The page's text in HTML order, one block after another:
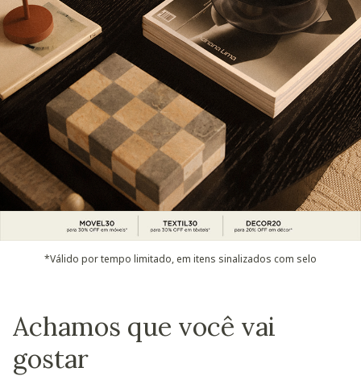
*Válido por tempo limitado, em itens sinalizados com selo
Achamos que você vai
gostar